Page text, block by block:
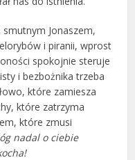
Jonaszem,
i piranii, wprost
spokojnie steruje
i bezbożnika trzeba
które zamiesza
które zatrzyma
które zmusi
nadal o ciebie